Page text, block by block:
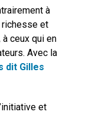
à
richesse et
à ceux qui en
Avec la
dit Gilles
et